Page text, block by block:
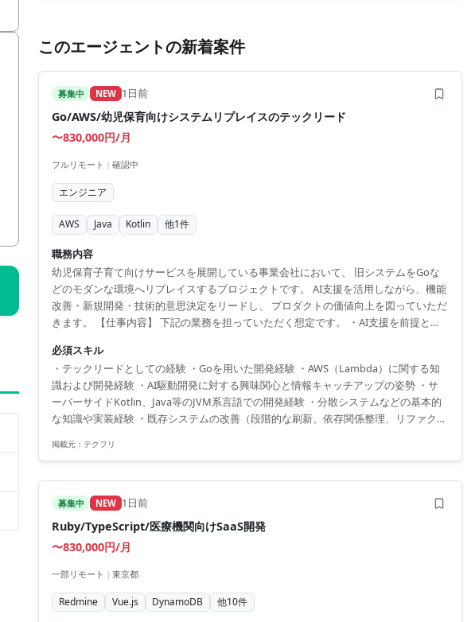
このエージェントの新着案件
募集中 NEW 1日前
Go/AWS/幼児保育向けシステムリプレイスのテックリード
〜830,000円/月
フルリモート | 確認中
エンジニア
AWS Java Kotlin 他1件
職務内容
幼児保育子育て向けサービスを展開している事業会社において、 旧システムをGoな
どのモダンな環境へリプレイスするプロジェクトです。 AI支援を活用しながら、機能
改善・新規開発・技術的意思決定をリードし、 プロダクトの価値向上を図っていただ
きます。 【仕事内容】 下記の業務を担っていただく想定です。 ・AI支援を前提とし
保 ・プロダクト開発における技術的意思決定のリード（品質とスピードの両立） ・
アーキテクチャ、設計方針、実装ガイドライン、レビュー基準などの技術標準化推進
・横断的な技術課題（開発生産性、品質、パフォーマンス、運用性、セキュリティ
等）の...
必須スキル
・テックリードとしての経験 ・Goを用いた開発経験 ・AWS（Lambda）に関する知
識および開発経験 ・AI駆動開発に対する興味関心と情報キャッチアップの姿勢 ・サ
ーバーサイドKotlin、Java等のJVM系言語での開発経験 ・分散システムなどの基本的
な知識や実装経験 ・既存システムの改善（段階的な刷新、依存関係整理、リファクタ
環境整備、観測性など）の推進経験
掲載元： テクフリ
募集中 NEW 1日前
Ruby/TypeScript/医療機関向けSaaS開発
〜830,000円/月
一部リモート | 東京都
Redmine Vue.js DynamoDB 他10件